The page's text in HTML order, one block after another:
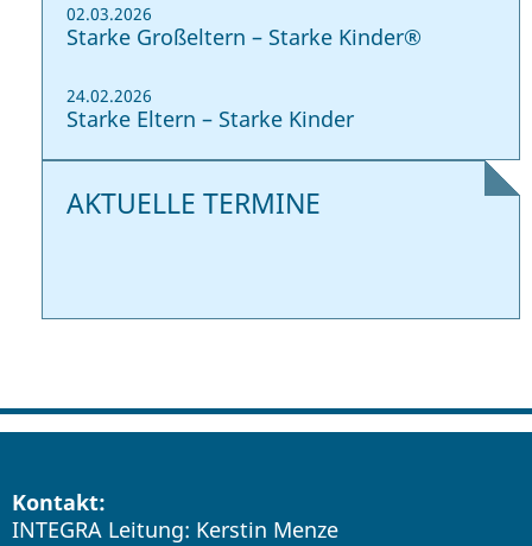
02.03.2026
Starke Großeltern – Starke Kinder®
24.02.2026
Starke Eltern – Starke Kinder
AKTUELLE TERMINE
Kontakt:
INTEGRA Leitung: Kerstin Menze